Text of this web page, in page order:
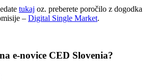
tukaj oz. preberete poročilo z dogodka
– Digital Single Market.
e-novice CED Slovenia?